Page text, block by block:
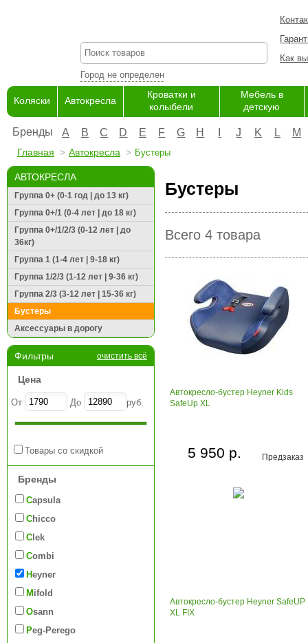
Город не определен
Как
Коляски Автокресла
Кроватки и
колыбели
Мебель в
детскую
Бренды A B C D E F G H J K L M
Главная Автокресла Бустеры
АВТОКРЕСЛА
Группа 0+ (0-1 год | до 13 кг)
Группа 0+/1 (0-4 лет | до 18 кг)
Группа 0+/1/2/3 (0-12 лет | до
36кг)
Группа 1 (1-4 лет | 9-18 кг)
Группа 1/2/3 (1-12 лет | 9-36 кг)
Группа 2/3 (3-12 лет | 15-36 кг)
Бустеры
Аксессуары в дорогу
Фильтры очистить всё
Цена
От До руб.
Товары со скидкой
Бренды
Capsula
Chicco
Clek
Combi
Heyner
Mifold
Osann
Peg-Perego
Бустеры
Всего 4 товара
Автокресло-бустер Heyner Kids
SafeUp XL
Предзаказ
5 950 р.
Автокресло-бустер Heyner SafeUP
XL FIX